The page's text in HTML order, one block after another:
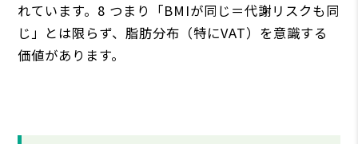
れています。8 つまり「BMIが同じ＝代謝リスクも同
じ」とは限らず、脂肪分布（特にVAT）を意識する
価値があります。